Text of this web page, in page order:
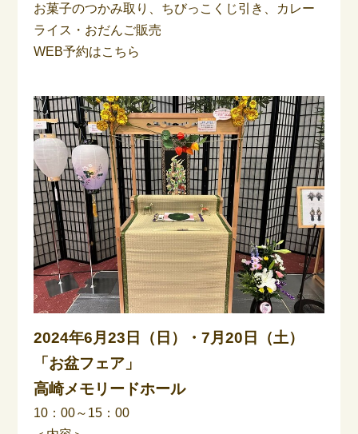
お菓子のつかみ取り、ちびっこくじ引き、カレー
ライス・おだんご販売
WEB予約はこちら
2024年6月23日（日）・7月20日（土）
「お盆フェア」
高崎メモリードホール
10：00～15：00